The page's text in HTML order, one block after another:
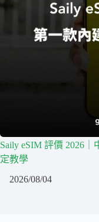
Saily eSIM 評價 2026
定教學
2026/08/04